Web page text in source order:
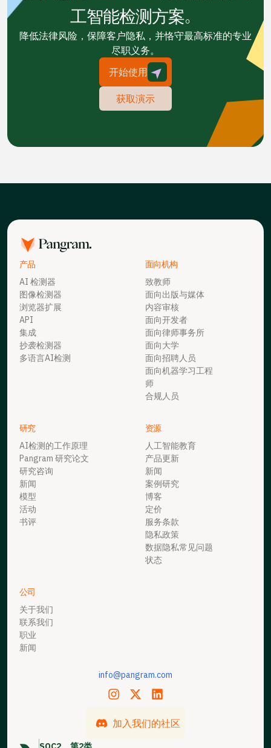
工智能检测方案。
降低法律风险，保障客户隐私，并恪守最高标准的专业
尽职义务。
开始使用
获取演示
产品
AI 检测器
图像检测器
浏览器扩展
API
集成
抄袭检测器
多语言AI检测
面向机构
致教师
面向出版与媒体
内容审核
面向开发者
面向律师事务所
面向大学
面向招聘人员
面向机器学习工程
师
合规人员
研究
AI检测的工作原理
Pangram 研究论文
研究咨询
新闻
模型
活动
书评
资源
人工智能教育
产品更新
新闻
案例研究
博客
定价
服务条款
隐私政策
数据隐私常见问题
状态
公司
关于我们
联系我们
职业
新闻
info@pangram.com
加入我们的社区